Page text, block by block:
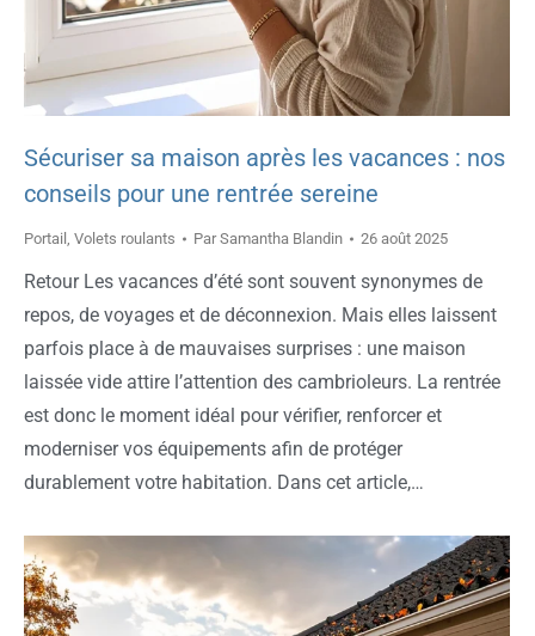
Sécuriser sa maison après les vacances : nos
conseils pour une rentrée sereine
Portail , Volets roulants ParSamantha Blandin 26 août 2025
Retour Les vacances d’été sont souvent synonymes de
repos, de voyages et de déconnexion. Mais elles laissent
parfois place à de mauvaises surprises : une maison
laissée vide attire l’attention des cambrioleurs. La rentrée
est donc le moment idéal pour vérifier, renforcer et
moderniser vos équipements afin de protéger
durablement votre habitation. Dans cet article,…